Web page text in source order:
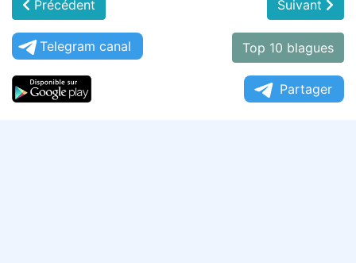
Précédent Suivant
Telegram canal Top 10 blagues
Partager